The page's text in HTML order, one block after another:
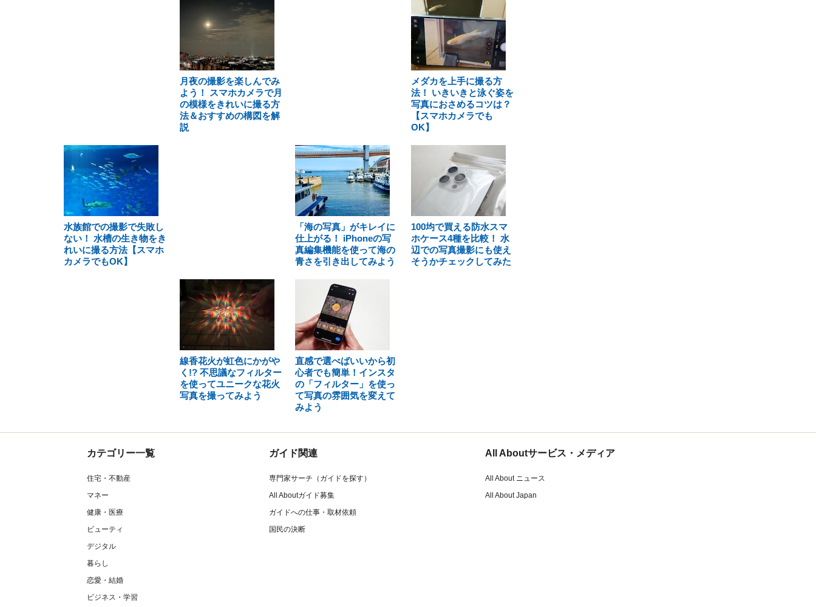
月夜の撮影を楽しんでみ
よう！ スマホカメラで月
の模様をきれいに撮る方
法＆おすすめの構図を解
説
メダカを上手に撮る方
法！ いきいきと泳ぐ姿を
写真におさめるコツは？
【スマホカメラでも
OK】
水族館での撮影で失敗し
ない！ 水槽の生き物をき
れいに撮る方法【スマホ
カメラでもOK】
「海の写真」がキレイに
仕上がる！ iPhoneの写
真編集機能を使って海の
青さを引き出してみよう
100均で買える防水スマ
ホケース4種を比較！ 水
辺での写真撮影にも使え
そうかチェックしてみた
線香花火が虹色にかがや
く!? 不思議なフィルター
を使ってユニークな花火
写真を撮ってみよう
直感で選べばいいから初
心者でも簡単！インスタ
の「フィルター」を使っ
て写真の雰囲気を変えて
みよう
カテゴリー一覧
住宅・不動産
マネー
健康・医療
ビューティ
デジタル
暮らし
恋愛・結婚
ビジネス・学習
ガイド関連
専門家サーチ（ガイドを探す）
All Aboutガイド募集
ガイドへの仕事・取材依頼
国民の決断
All Aboutサービス・メディア
All About ニュース
All About Japan